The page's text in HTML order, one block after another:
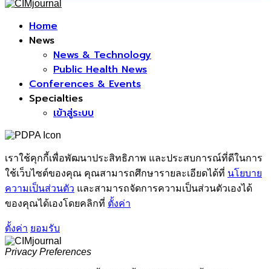
Home
News
News & Technology
Public Health News
Conferences & Events
Specialties
เข้าสู่ระบบ
เราใช้คุกกี้เพื่อพัฒนาประสิทธิภาพ และประสบการณ์ที่ดีในการ
ใช้เว็บไซต์ของคุณ คุณสามารถศึกษารายละเอียดได้ที่ นโยบาย
ความเป็นส่วนตัว และสามารถจัดการความเป็นส่วนตัวเองได้
ของคุณได้เองโดยคลิกที่ ตั้งค่า
ตั้งค่า ยอมรับ
Privacy Preferences